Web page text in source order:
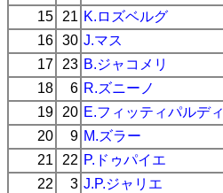
15
21 K.ロズベルグ
16 30 J.マス
17
23 B.ジャコメリ
18
6 R.ズニーノ
19
20 E.フィッティパルディ
20
9 M.ズラー
21
22 P.ドゥパイエ
22
3 J.P.ジャリエ